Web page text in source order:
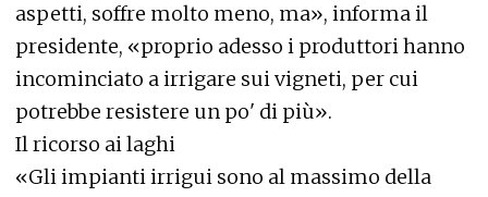
aspetti, soffre molto meno, ma», informa il
presidente, «proprio adesso i produttori hanno
incominciato a irrigare sui vigneti, per cui
potrebbe resistere un po' di più».
Il ricorso ai laghi
«Gli impianti irrigui sono al massimo della